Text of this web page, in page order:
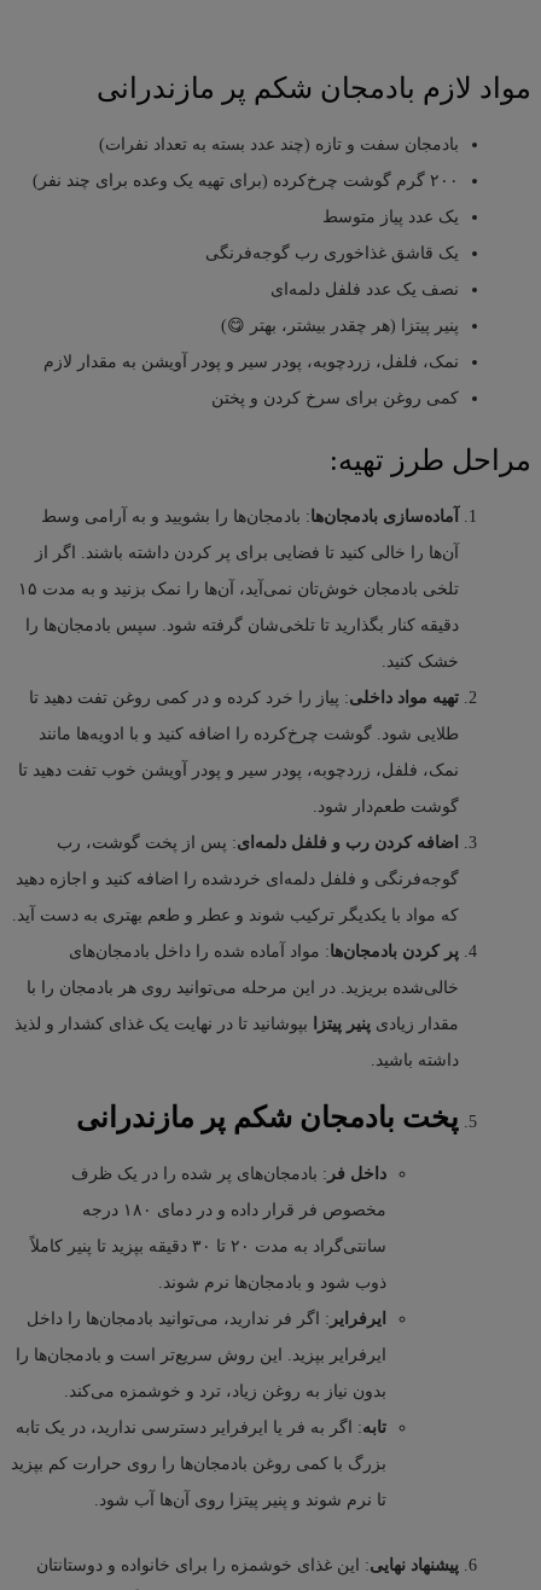
مواد لازم بادمجان شکم پر مازندرانی
بادمجان سفت و تازه (چند عدد بسته به تعداد نفرات)
۲۰۰ گرم گوشت چرخ‌کرده (برای تهیه یک وعده برای چند نفر)
یک عدد پیاز متوسط
یک قاشق غذاخوری رب گوجه‌فرنگی
نصف یک عدد فلفل دلمه‌ای
پنیر پیتزا (هر چقدر بیشتر، بهتر 😋)
نمک، فلفل، زردچوبه، پودر سیر و پودر آویشن به مقدار لازم
کمی روغن برای سرخ کردن و پختن
مراحل طرز تهیه:
آماده‌سازی بادمجان‌ها: بادمجان‌ها را بشویید و به آرامی وسط
آن‌ها را خالی کنید تا فضایی برای پر کردن داشته باشند. اگر از
تلخی بادمجان خوش‌تان نمی‌آید، آن‌ها را نمک بزنید و به مدت ۱۵
دقیقه کنار بگذارید تا تلخی‌شان گرفته شود. سپس بادمجان‌ها را
خشک کنید.
تهیه مواد داخلی: پیاز را خرد کرده و در کمی روغن تفت دهید تا
طلایی شود. گوشت چرخ‌کرده را اضافه کنید و با ادویه‌ها مانند
نمک، فلفل، زردچوبه، پودر سیر و پودر آویشن خوب تفت دهید تا
گوشت طعم‌دار شود.
اضافه کردن رب و فلفل دلمه‌ای: پس از پخت گوشت، رب
گوجه‌فرنگی و فلفل دلمه‌ای خردشده را اضافه کنید و اجازه دهید
که مواد با یکدیگر ترکیب شوند و عطر و طعم بهتری به دست آید.
پر کردن بادمجان‌ها: مواد آماده شده را داخل بادمجان‌های
خالی‌شده بریزید. در این مرحله می‌توانید روی هر بادمجان را با
مقدار زیادی پنیر پیتزا
بپوشانید تا در نهایت یک غذای کشدار و لذیذ
داشته باشید.
پخت بادمجان شکم پر مازندرانی
داخل فر : بادمجان‌های پر شده را در یک ظرف
مخصوص فر قرار داده و در دمای ۱۸۰ درجه
سانتی‌گراد به مدت ۲۰ تا ۳۰ دقیقه بپزید تا پنیر کاملاً
ذوب شود و بادمجان‌ها نرم شوند.
ایرفرایر : اگر فر ندارید، می‌توانید بادمجان‌ها را داخل
ایرفرایر بپزید. این روش سریع‌تر است و بادمجان‌ها را
بدون نیاز به روغن زیاد، ترد و خوشمزه می‌کند.
تابه: اگر به فر یا ایرفرایر دسترسی ندارید، در یک تابه
بزرگ با کمی روغن بادمجان‌ها را روی حرارت کم بپزید
تا نرم شوند و پنیر پیتزا روی آن‌ها آب شود.
پیشنهاد نهایی: این غذای خوشمزه را برای خانواده و دوستانتان